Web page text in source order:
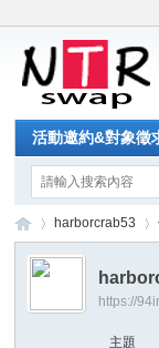
活動邀約&對象徵
NT›
harborcrab53
https://
主題